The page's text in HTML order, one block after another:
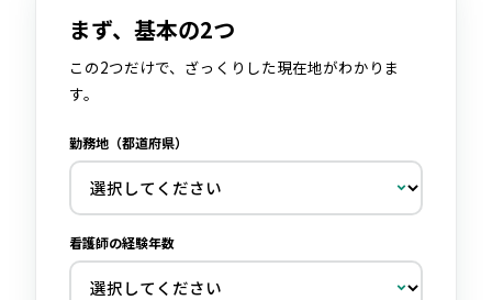
まず、基本の2つ
この2つだけで、ざっくりした現在地がわかりま
す。
勤務地（都道府県）
看護師の経験年数